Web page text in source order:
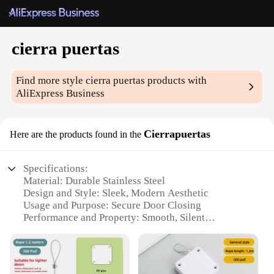
cierra puertas
Find more stylecierra puertas products with
AliExpress Business
Here are the products found in the Cierrapuertas
Specifications:
Material: Durable Stainless Steel
Design and Style: Sleek, Modern Aesthetic
Usage and Purpose: Secure Door Closing
Performance and Property: Smooth, Silent
Applicable Environment: Indoor and Outdoor Use
Parts and Accessories: Includes Installation
Hardware